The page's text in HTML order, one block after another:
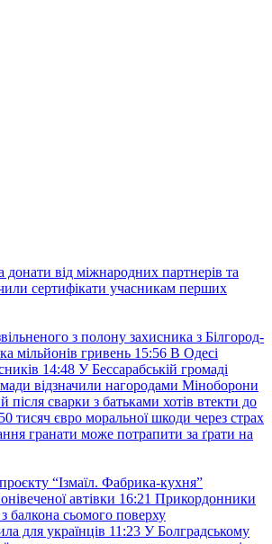
донати від міжнародних партнерів та
сертифікати учасникам перших
з полону захисника з Білгород-
мільйонів гривень 15:56 В Одесі
14:48 У Бессарабській громаді
відзначили нагородами Міноборони
після сварки з батьками хотів втекти до
тисяч євро моральної шкоди через страх
гранати може потрапити за ґрати на
проєкту “Ізмаїл. Фабрика-кухня”
автівки 16:21 Прикордонники
балкона сьомого поверху
для українців 11:23 У Болградському